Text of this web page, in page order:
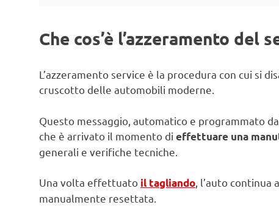
Che cos’è l’azzeramento del
L’azzeramento service è la procedura con cui si
cruscotto delle automobili moderne.
Questo messaggio, automatico e programmato
che è arrivato il momento di effettuare una
generali e verifiche tecniche.
Una volta effettuato il tagliando, l’auto continua
manualmente resettata.